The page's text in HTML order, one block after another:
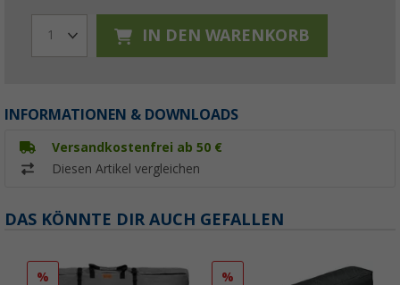
1 IN DEN WARENKORB
INFORMATIONEN & DOWNLOADS
Versandkostenfrei ab 50 €
Diesen Artikel vergleichen
DAS KÖNNTE DIR AUCH GEFALLEN
% %